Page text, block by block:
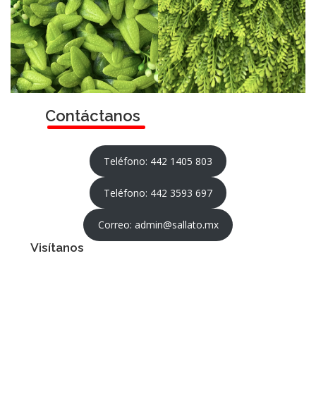
Contáctanos
Teléfono: 442 1405 803
Teléfono: 442 3593 697
Correo: admin@sallato.mx
Visítanos